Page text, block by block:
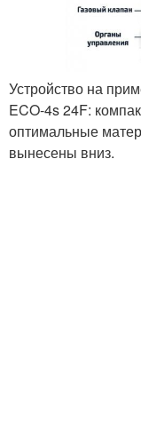
Устройство на
ECO-4s 24F:
оптимальные
вынесены вниз.